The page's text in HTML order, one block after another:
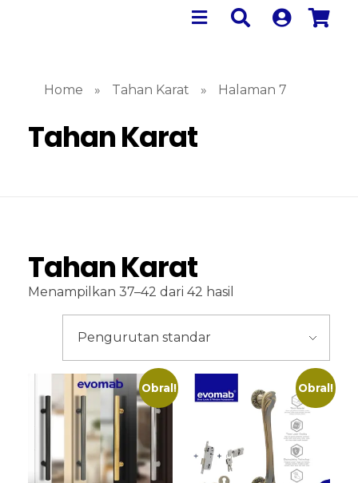
Home » Tahan Karat » Halaman 7
Tahan Karat
Tahan Karat
Menampilkan 37–42 dari 42 hasil
Obral! Obral!